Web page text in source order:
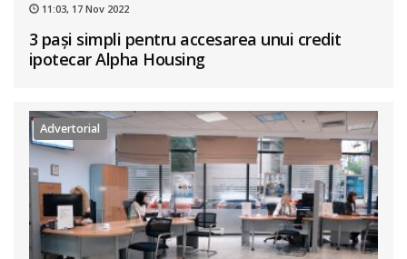
11:03, 17 Nov 2022
3 pași simpli pentru accesarea unui credit
ipotecar Alpha Housing
Advertorial